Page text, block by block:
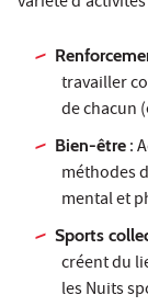
travailler
de chacun
Bien-être :
méthodes
mental et
Sports
créent du
les Nuits